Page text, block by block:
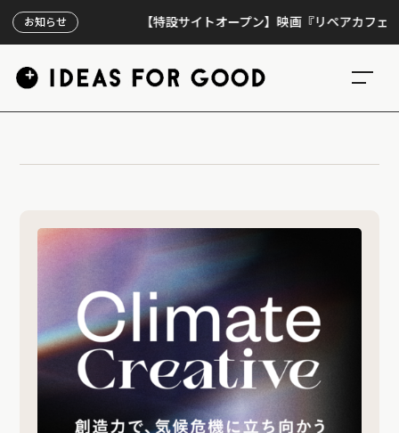
お知らせ 【特設サイトオープン】映画『リペアカフェ』、